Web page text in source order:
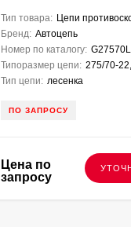
Тип товара: Цепи
Бренд: Автоцепь
Номер по каталогу:
Типоразмер цепи: 275/70-
Тип цепи: лесенка
ПО ЗАПРОСУ
Цена по
запросу